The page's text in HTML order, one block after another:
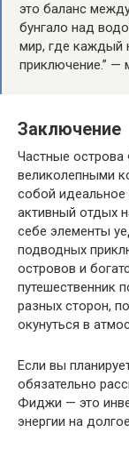
это баланс
бунгало над
мир, где каждый
приключение.” —
Заключение
Частные
великолепными
собой идеальное
активный отдых
себе элементы
подводных
островов и
путешественник
разных сторон,
окунуться в
Если вы
обязательно
Фиджи — это
энергии на